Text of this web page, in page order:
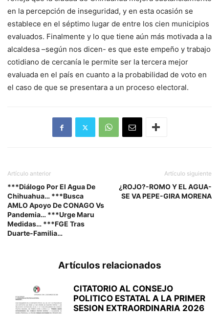
en la percepción de inseguridad, y en esta ocasión se
establece en el séptimo lugar de entre los cien municipios
evaluados. Finalmente y lo que tiene aún más motivada a la
alcaldesa –según nos dicen- es que este empeño y trabajo
cotidiano de cercanía le permite ser la tercera mejor
evaluada en el país en cuanto a la probabilidad de voto en
el caso de que se presentara a un proceso electoral.
Artículo anterior
***Diálogo Por El Agua De
Chihuahua… ***Busca
AMLO Apoyo De CONAGO Vs
Pandemia… ***Urge Maru
Medidas… ***FGE Tras
Duarte-Familia…
Artículo siguiente
¿ROJO?-ROMO Y EL AGUA-
SE VA PEPE-GIRA MORENA
Artículos relacionados
CITATORIO AL CONSEJO
POLITICO ESTATAL A LA PRIMER
SESION EXTRAORDINARIA 2026